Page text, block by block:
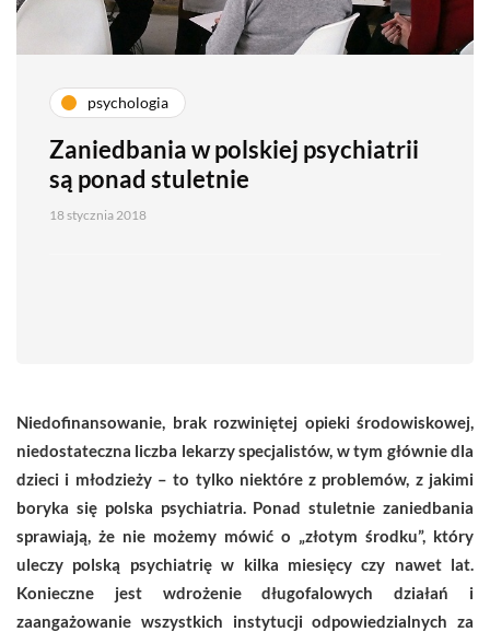
psychologia
Zaniedbania w polskiej psychiatrii
są ponad stuletnie
18 stycznia 2018
Niedofinansowanie, brak rozwiniętej opieki środowiskowej,
niedostateczna liczba lekarzy specjalistów, w tym głównie dla
dzieci i młodzieży – to tylko niektóre z problemów, z jakimi
boryka się polska psychiatria. Ponad stuletnie zaniedbania
sprawiają, że nie możemy mówić o „złotym środku”, który
uleczy polską psychiatrię w kilka miesięcy czy nawet lat.
Konieczne jest wdrożenie długofalowych działań i
zaangażowanie wszystkich instytucji odpowiedzialnych za